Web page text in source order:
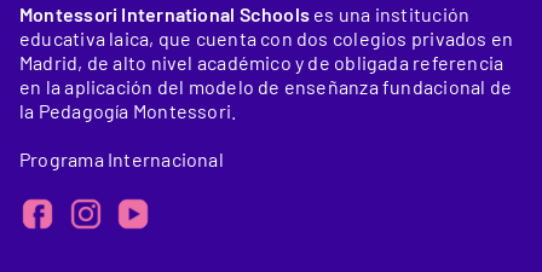
Montessori International Schools es una institución
educativa laica, que cuenta con dos colegios privados en
Madrid, de alto nivel académico y de obligada referencia
en la aplicación del modelo de enseñanza fundacional de
la Pedagogía Montessori.
Programa Internacional